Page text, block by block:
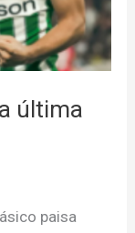
última
paisa